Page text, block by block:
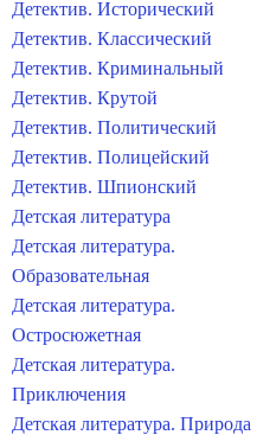
Детектив. Исторический
Детектив. Классический
Детектив. Криминальный
Детектив. Крутой
Детектив. Политический
Детектив. Полицейский
Детектив. Шпионский
Детская литература
Детская литература.
Образовательная
Детская литература.
Остросюжетная
Детская литература.
Приключения
Детская литература. Природа